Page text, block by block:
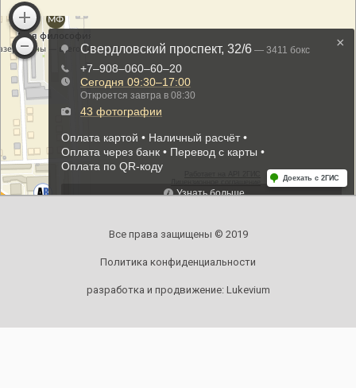
Все права защищены © 2019
Политика конфиденциальности
разработка и продвижение: Lukevium